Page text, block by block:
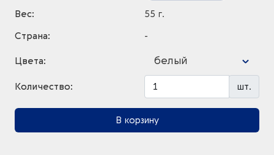
Вес:
55 г.
Страна:
-
Цвета: белый
Количество: шт.
В корзину